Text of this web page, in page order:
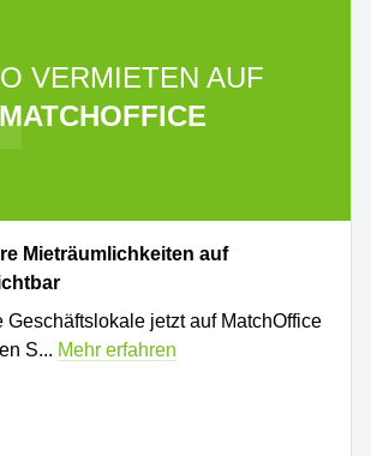
VERMIETEN AUF
MATCHOFFICE
Mieträumlichkeiten auf
Geschäftslokale jetzt auf MatchOffice
S... Mehr erfahren